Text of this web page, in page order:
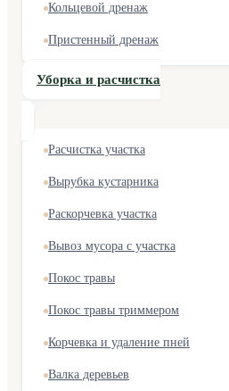
Кольцевой дренаж
Пристенный дренаж
Уборка и расчистка
Расчистка участка
Вырубка кустарника
Раскорчевка участка
Вывоз мусора с участка
Покос травы
Покос травы триммером
Корчевка и удаление пней
Валка деревьев